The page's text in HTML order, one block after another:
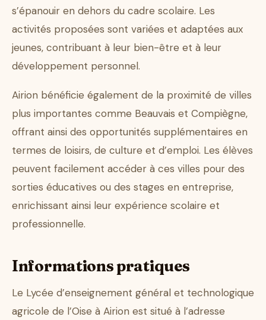
s’épanouir en dehors du cadre scolaire. Les
activités proposées sont variées et adaptées aux
jeunes, contribuant à leur bien-être et à leur
développement personnel.
Airion bénéficie également de la proximité de villes
plus importantes comme Beauvais et Compiègne,
offrant ainsi des opportunités supplémentaires en
termes de loisirs, de culture et d’emploi. Les élèves
peuvent facilement accéder à ces villes pour des
sorties éducatives ou des stages en entreprise,
enrichissant ainsi leur expérience scolaire et
professionnelle.
Informations pratiques
Le Lycée d’enseignement général et technologique
agricole de l’Oise à Airion est situé à l’adresse